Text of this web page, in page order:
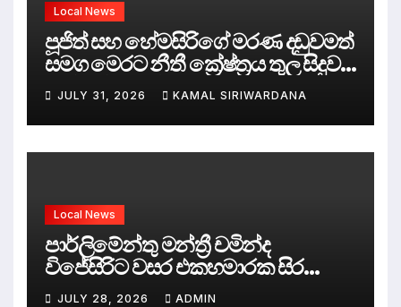
Local News
පූජිත් සහ හේමසිරිගේ මරණ දඩුවමත්
සමග මෙරට නීතී ක්‍රේෂ්ත්‍රය තුල සිදුව
ඇත්තේ කුමක්ද ?
JULY 31, 2026 KAMAL SIRIWARDANA
Local News
පාර්ලිමේන්තු මන්ත්‍රී චමින්ද
විජේසිරිට වසර එකහමාරක සිර
දඬුවම්.
JULY 28, 2026 ADMIN